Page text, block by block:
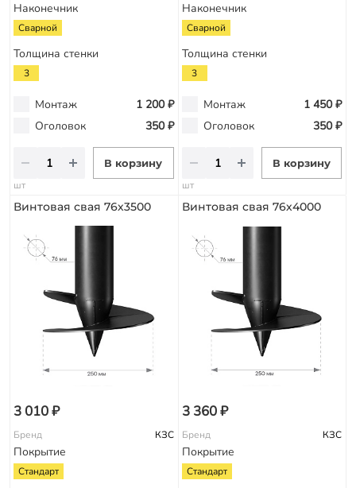
Наконечник
Сварной
Толщина стенки
3
Монтаж
1 200 ₽
Оголовок
350 ₽
В корзину
шт
Наконечник
Сварной
Толщина стенки
3
Монтаж
1 450 ₽
Оголовок
350 ₽
В корзину
шт
Винтовая свая 76х3500
3 010 ₽
Бренд КЗС
Покрытие
Стандарт
Винтовая свая 76х4000
3 360 ₽
Бренд КЗС
Покрытие
Стандарт